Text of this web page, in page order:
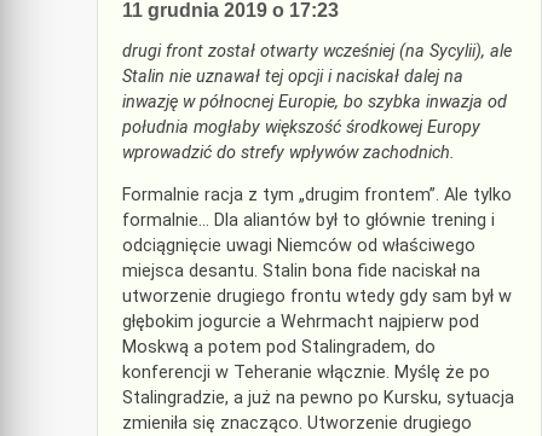
11 grudnia 2019 o 17:23
drugi front został otwarty wcześniej (na Sycylii), ale
Stalin nie uznawał tej opcji i naciskał dalej na
inwazję w północnej Europie, bo szybka inwazja od
południa mogłaby większość środkowej Europy
wprowadzić do strefy wpływów zachodnich.
Formalnie racja z tym „drugim frontem”. Ale tylko
formalnie… Dla aliantów był to głównie trening i
odciągnięcie uwagi Niemców od właściwego
miejsca desantu. Stalin bona fide naciskał na
utworzenie drugiego frontu wtedy gdy sam był w
głębokim jogurcie a Wehrmacht najpierw pod
Moskwą a potem pod Stalingradem, do
konferencji w Teheranie włącznie. Myślę że po
Stalingradzie, a już na pewno po Kursku, sytuacja
zmieniła się znacząco. Utworzenie drugiego